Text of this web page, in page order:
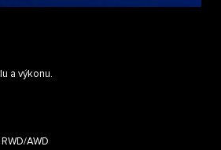
a výkonu.
RWD/AWD